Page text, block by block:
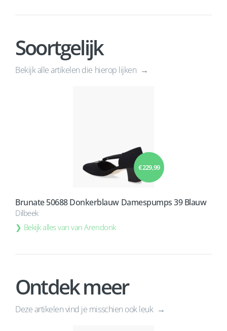
Soortgelijk
Bekijk alle artikelen die hierop lijken
€ 229,99
Brunate 50688 Donkerblauw Damespumps 39 Blauw
Dilbeek
Bekijk alles van van Arendonk
Ontdek meer
Deze artikelen vind je misschien ook leuk